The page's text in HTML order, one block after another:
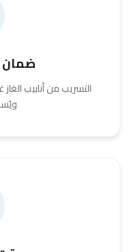
التسريب من أنابيب